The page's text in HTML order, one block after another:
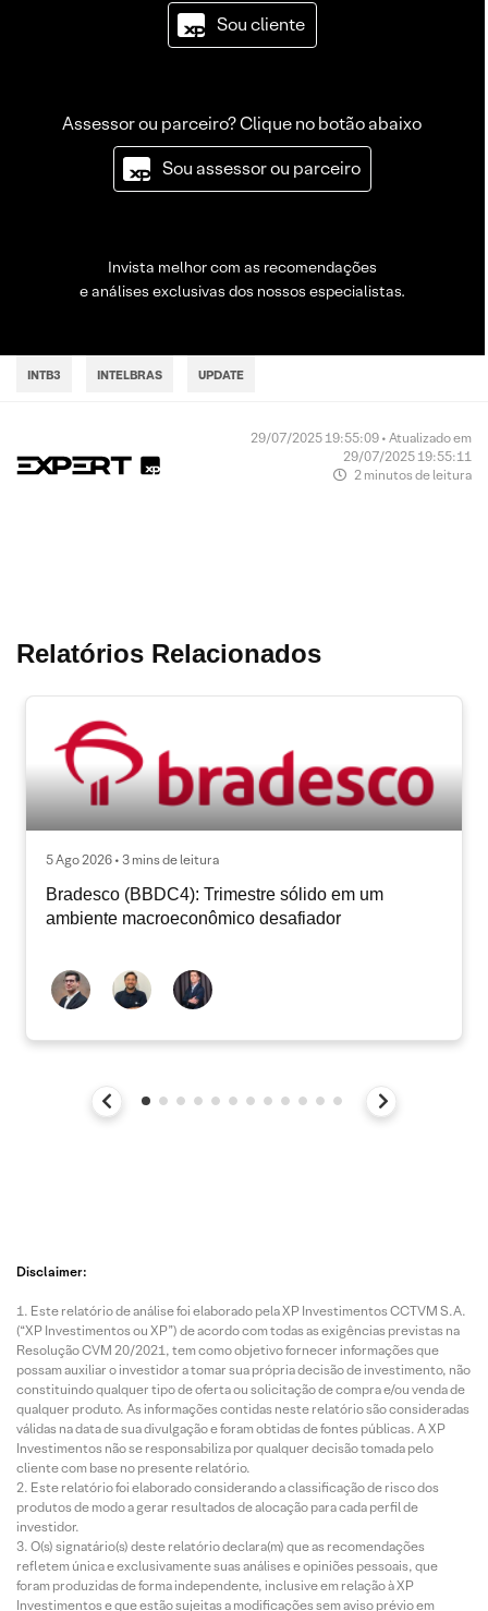
Sou cliente
Assessor ou parceiro? Clique no botão abaixo
Sou assessor ou parceiro
Invista melhor com as recomendações
e análises exclusivas dos nossos especialistas.
INTB3 INTELBRAS UPDATE
29/07/2025 19:55:09 • Atualizado em
29/07/2025 19:55:11
2 minutos de leitura
Relatórios Relacionados
5 Ago 2026 • 3 mins de leitura
Bradesco (BBDC4): Trimestre sólido em um
ambiente macroeconômico desafiador
Disclaimer:
Este relatório de análise foi elaborado pela XP Investimentos CCTVM S.A.
(“XP Investimentos ou XP”) de acordo com todas as exigências previstas na
Resolução CVM 20/2021, tem como objetivo fornecer informações que
possam auxiliar o investidor a tomar sua própria decisão de investimento, não
constituindo qualquer tipo de oferta ou solicitação de compra e/ou venda de
qualquer produto. As informações contidas neste relatório são consideradas
válidas na data de sua divulgação e foram obtidas de fontes públicas. A XP
Investimentos não se responsabiliza por qualquer decisão tomada pelo
cliente com base no presente relatório.
Este relatório foi elaborado considerando a classificação de risco dos
produtos de modo a gerar resultados de alocação para cada perfil de
investidor.
O(s) signatário(s) deste relatório declara(m) que as recomendações
refletem única e exclusivamente suas análises e opiniões pessoais, que
foram produzidas de forma independente, inclusive em relação à XP
Investimentos e que estão sujeitas a modificações sem aviso prévio em